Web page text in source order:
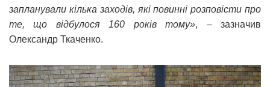
запланували кілька заходів, які повинні розповісти про
те, що відбулося 160 років тому», – зазначив
Олександр Ткаченко.